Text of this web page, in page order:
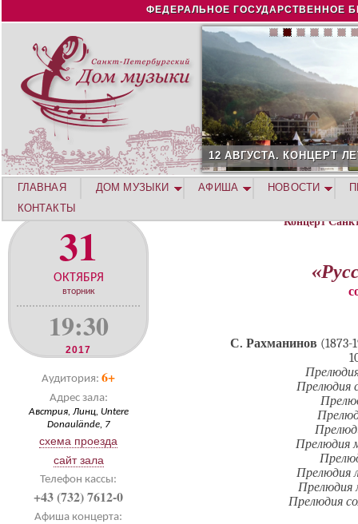
Jump to navigation
ФЕДЕРАЛЬНОЕ ГОСУДАРСТВЕННОЕ
12 АВГУСТА. КОНЦЕРТ
31
ОКТЯБРЯ
вторник
19:30
2017
Аудитория: 6+
Адрес зала:
Австрия, Линц, Untere
Donaulände, 7
схема проезда
сайт зала
Телефон кассы:
+43 (732) 7612-0
Афиша концерта:
Концерт
С. Рахманинов (1873-
Прелюдия
Прелюдия
Прелюдия
Прелюдия
Прелюдия
ГЛАВНАЯ ДОМ МУЗЫКИ АФИША НОВОСТИ
КОНТАКТЫ